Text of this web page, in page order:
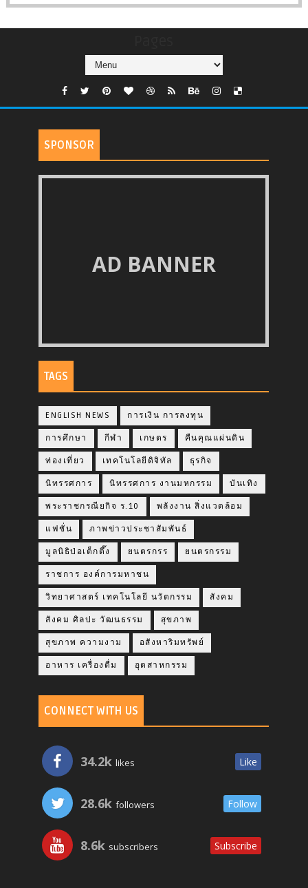
SPONSOR
AD BANNER
TAGS
ENGLISH NEWS การเงิน การลงทุน
การศึกษา กีฬา เกษตร คืนคุณแผ่นดิน
ท่องเที่ยว เทคโนโลยีดิจิทัล ธุรกิจ
นิทรรศการ นิทรรศการ งานมหกรรม บันเทิง
พระราชกรณียกิจ ร.10 พลังงาน สิ่งแวดล้อม
แฟชั่น ภาพข่าวประชาสัมพันธ์
มูลนิธิป่อเต็กตึ๊ง ยนตรกรร ยนตรกรรม
ราชการ องค์การมหาชน
วิทยาศาสตร์ เทคโนโลยี นวัตกรรม สังคม
สังคม ศิลปะ วัฒนธรรม สุขภาพ
สุขภาพ ความงาม อสังหาริมทรัพย์
อาหาร เครื่องดื่ม อุตสาหกรรม
CONNECT WITH US
34.2k likes Like
28.6k followers Follow
8.6k subscribers Subscribe